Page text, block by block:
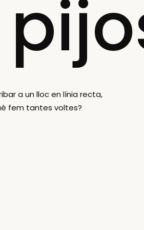
a un lloc en línia recta,
fem tantes voltes?